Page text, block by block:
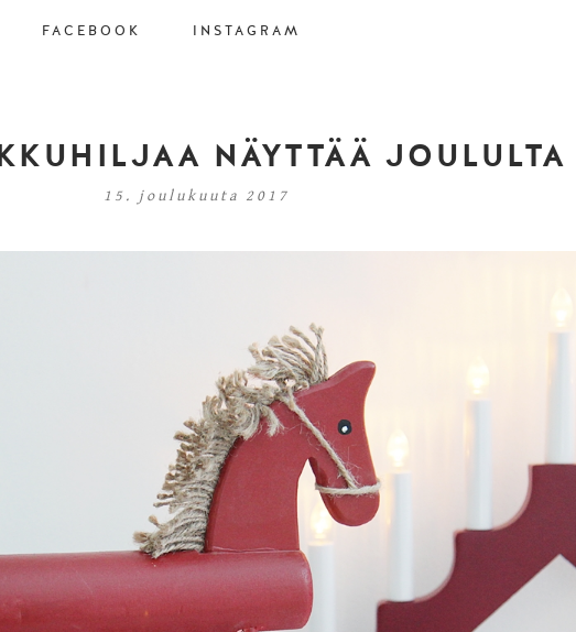
FACEBOOK INSTAGRAM
15. joulukuuta 2017
NÄYTTÄÄ JOULULTA